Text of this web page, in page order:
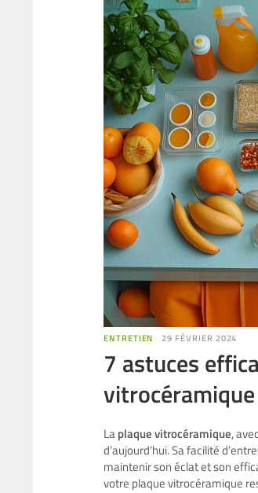
ENTRETIEN 29 FÉVRIER 2024
7 astuces
vitrocéramique
Laplaque vitrocéramique,
d’aujourd’hui. Sa facilité
maintenir son éclat et son
votre plaque vitrocéramique